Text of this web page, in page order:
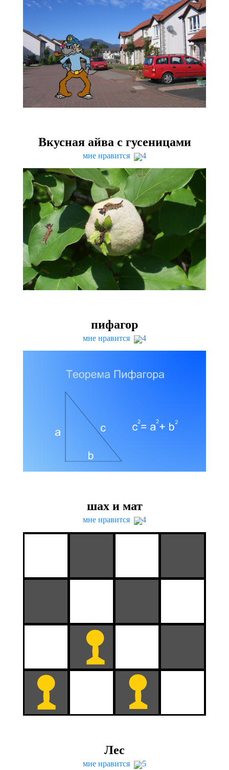
Вкусная айва с гусеницами
мне нравится 4
пифагор
мне нравится 4
шах и мат
мне нравится 4
Лес
мне нравится 5